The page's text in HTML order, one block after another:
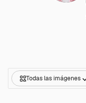
Todas las imágenes